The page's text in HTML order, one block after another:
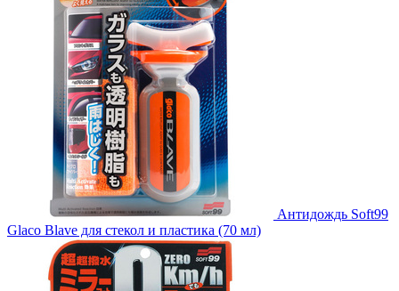
Антидождь Soft99
Glaco Blave для стекол и пластика (70 мл)